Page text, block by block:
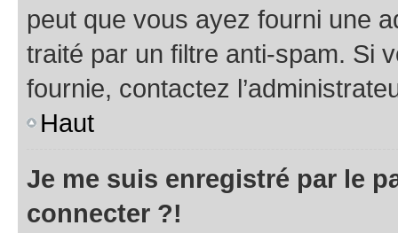
peut que vous ayez fourni une
traité par un filtre anti-spam. Si
fournie, contactez
Haut
Je me suis enregistré par le
connecter ?!